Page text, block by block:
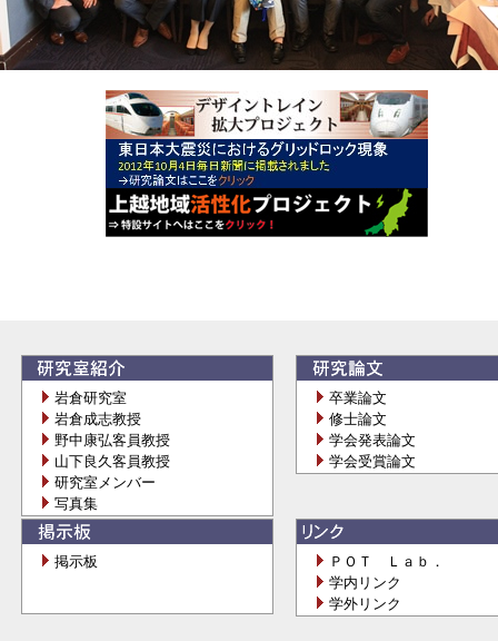
岩倉研究室
岩倉成志教授
野中康弘客員教授
山下良久客員教授
研究室メンバー
写真集
卒業論文
修士論文
学会発表論文
学会受賞論文
掲示板
ＰＯＴ Ｌａｂ．
学内リンク
学外リンク